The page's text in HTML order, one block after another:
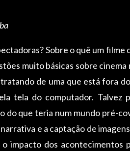
Sobre o quê um filme
muito básicas sobre cinema
de uma que está fora
tela do computador. Talvez
que teria num mundo pré-
e a captação de
impacto dos acontecimentos